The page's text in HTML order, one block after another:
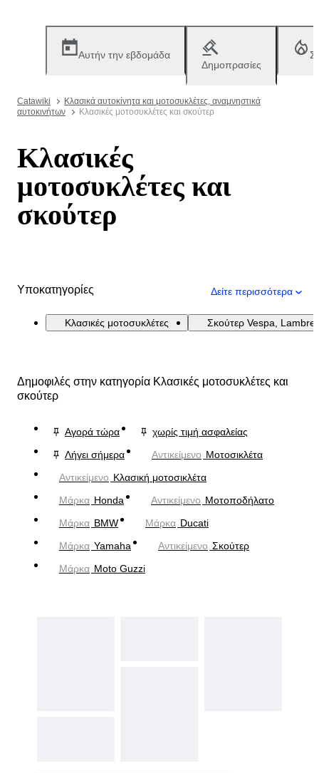
Αυτήν την εβδομάδα
Δημοπρασίες
Catawiki
Κλασικά αυτοκίνητα και μοτοσυκλέτες, αναμνηστικά
αυτοκινήτων
Κλασικές μοτοσυκλέτες και σκούτερ
Κλασικές
μοτοσυκλέτες και
σκούτερ
Υποκατηγορίες Δείτε περισσότερα
Κλασικές μοτοσυκλέτες Σκούτερ Vespa,
Δημοφιλές στην κατηγορία Κλασικές μοτοσυκλέτες και
σκούτερ
Αγορά τώρα
χωρίς τιμή ασφαλείας
Λήγει σήμερα
Αντικείμενο Μοτοσικλέτα
Αντικείμενο Κλασική μοτοσικλέτα
Μάρκα Honda Αντικείμενο Μοτοποδήλατο
Μάρκα BMW Μάρκα Ducati
Μάρκα Yamaha Αντικείμενο Σκούτερ
Μάρκα Moto Guzzi